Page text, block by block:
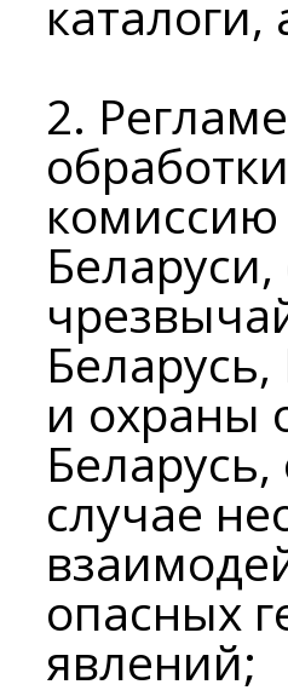
2.
и охраны
случае
опасных
явлений;